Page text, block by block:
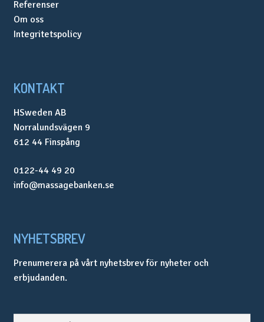
Referenser
Om oss
Integritetspolicy
KONTAKT
HSweden AB
Norralundsvägen 9
612 44 Finspång
0122-44 49 20
info@massagebanken.se
NYHETSBREV
Prenumerera på vårt nyhetsbrev för nyheter och
erbjudanden.